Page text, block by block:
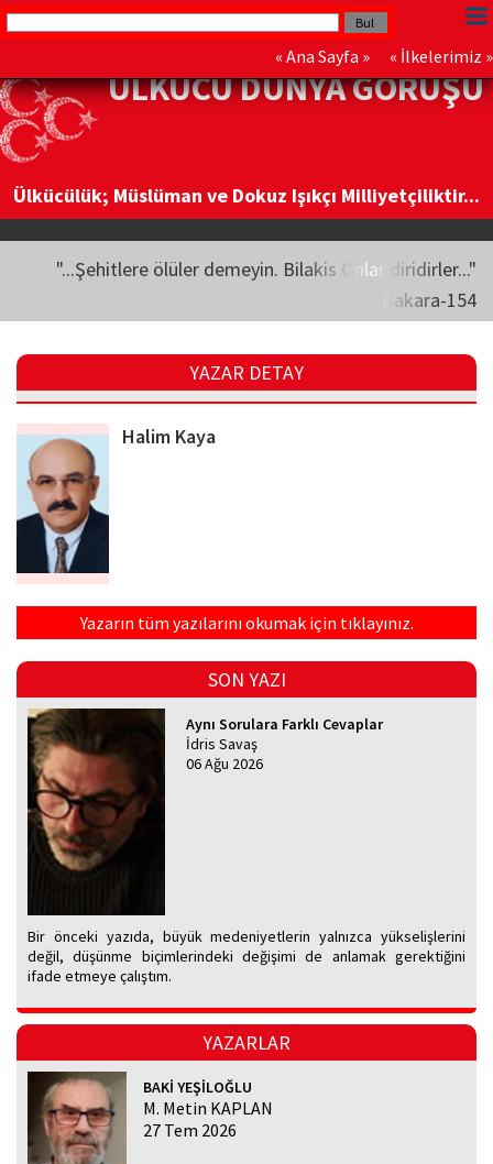
« Ana Sayfa » « İlkelerimiz »
ÜLKÜCÜ DÜNYA GÖRÜŞÜ
Ülkücülük; Müslüman ve Dokuz Işıkçı Milliyetçiliktir...
"...Şehitlere ölüler demeyin. Bilakis Onlar diridirler..."
Bakara-154
YAZAR DETAY
Halim Kaya
Yazarın tüm yazılarını okumak için tıklayınız.
SON YAZI
Aynı Sorulara Farklı Cevaplar
İdris Savaş
06 Ağu 2026
Bir önceki yazıda, büyük medeniyetlerin yalnızca yükselişlerini
değil, düşünme biçimlerindeki değişimi de anlamak gerektiğini
ifade etmeye çalıştım.
YAZARLAR
BAKİ YEŞİLOĞLU
M. Metin KAPLAN
27 Tem 2026